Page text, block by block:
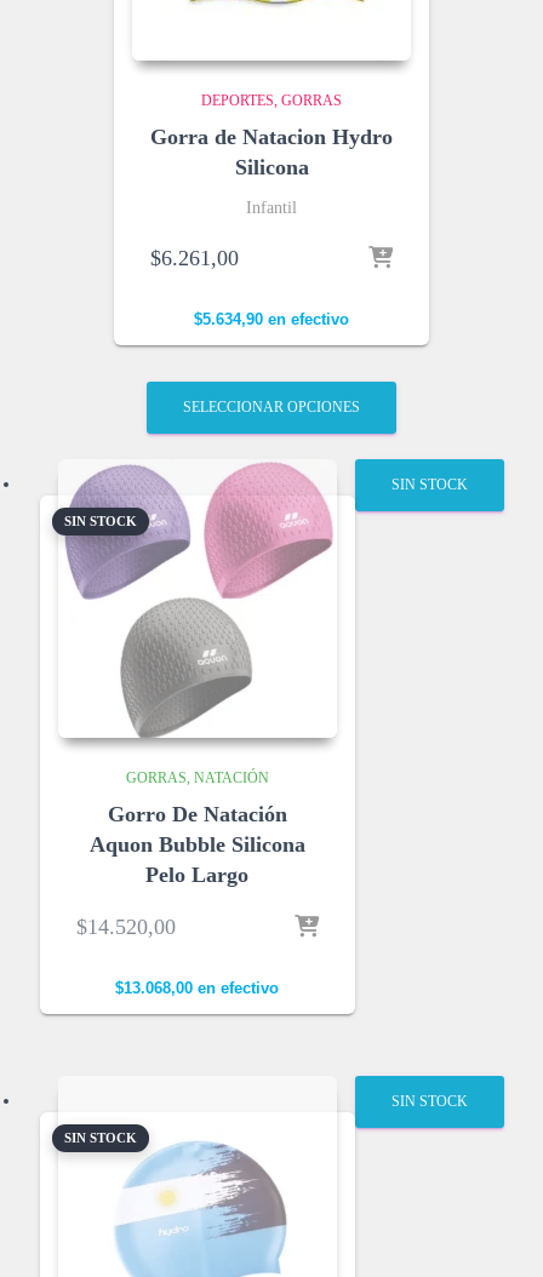
DEPORTES GORRAS
Gorra de Natacion Hydro
Silicona
Infantil
$6.261,00
$5.634,90 en efectivo
SELECCIONAR OPCIONES
SIN STOCK
GORRAS NATACIÓN
Gorro De Natación
Aquon Bubble Silicona
Pelo Largo
$14.520,00
$13.068,00 en efectivo
SIN STOCK
SIN STOCK
SIN STOCK